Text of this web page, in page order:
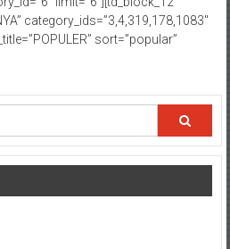
category_ids=”3,4,319,178,1083″
sort=”popular”